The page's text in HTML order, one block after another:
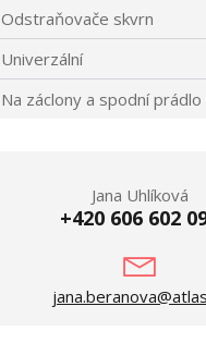
Odstraňovače skvrn
Univerzální
Na záclony a spodní prádlo
Jana Uhlíková
+420 606 602